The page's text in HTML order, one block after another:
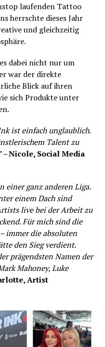
laufenden Tattoo
herrschte dieses Jahr
und gleichzeitig
dabei nicht nur um
war der direkte
Blick auf ihren
sich Produkte unter
ist einfach unglaublich.
Talent zu
–Nicole, Social Media
einer ganz anderen Liga.
einem Dach sind
live bei der Arbeit zu
Für mich sind die
immer die absoluten
den Sieg verdient.
prägendsten Namen der
Mahoney, Luke
Artist